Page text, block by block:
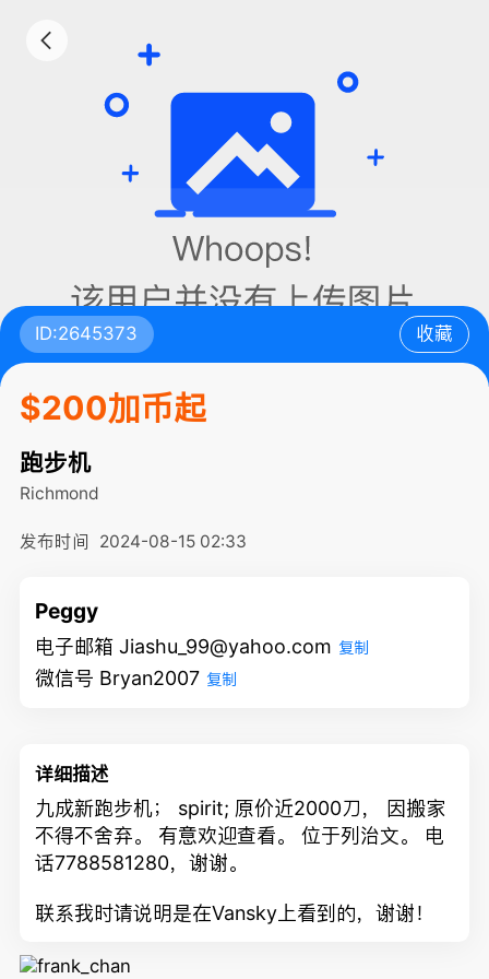
ID:2645373 收藏
$200加币起
跑步机
Richmond
发布时间 2024-08-15 02:33
Peggy
电子邮箱 Jiashu_99@yahoo.com 复制
微信号 Bryan2007 复制
详细描述
九成新跑步机； spirit; 原价近2000刀， 因搬家
不得不舍弃。 有意欢迎查看。 位于列治文。 电
话7788581280，谢谢。
联系我时请说明是在Vansky上看到的，谢谢！